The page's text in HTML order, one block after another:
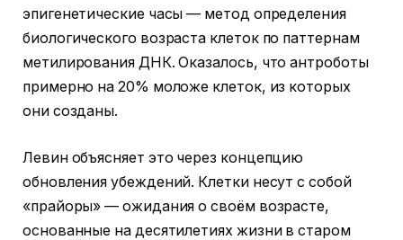
эпигенетические часы — метод определения
биологического возраста клеток по паттернам
метилирования ДНК. Оказалось, что антроботы
примерно на 20% моложе клеток, из которых
они созданы.
Левин объясняет это через концепцию
обновления убеждений. Клетки несут с собой
«прайоры» — ожидания о своём возрасте,
основанные на десятилетиях жизни в старом